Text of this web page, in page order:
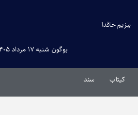
بیزیم حاقدا
بوگون شنبه ۱۷ مرداد ۱۴۰۵
کیتاب سند